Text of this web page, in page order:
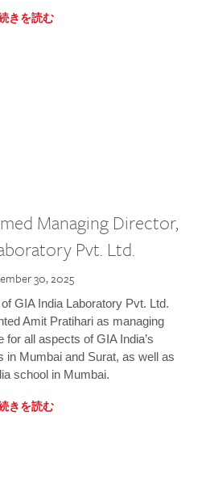
きを読む
Managing Director,
Pvt. Ltd.
30, 2025
GIA India Laboratory Pvt. Ltd.
Amit Pratihari as managing
for all aspects of GIA India’s
in Mumbai and Surat, as well as
school in Mumbai.
きを読む